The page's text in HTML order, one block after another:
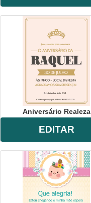
Aniversário Realeza
EDITAR